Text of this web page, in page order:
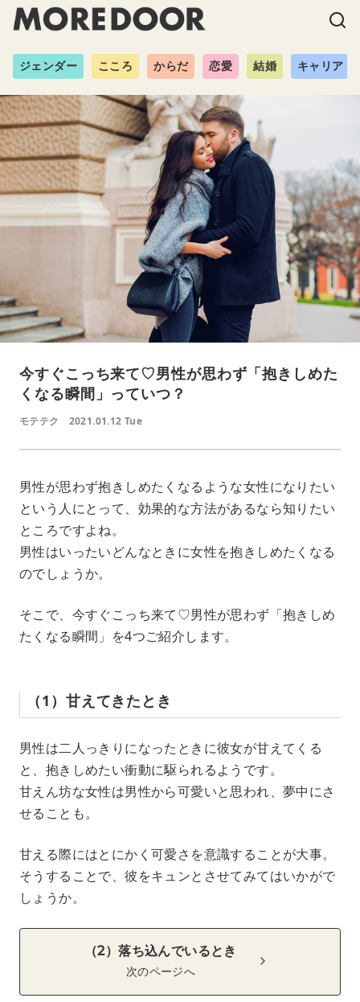
ジェンダー こころ からだ 恋愛 結婚 キャリア
今すぐこっち来て♡男性が思わず「抱きしめた
くなる瞬間」っていつ？
モテテク 2021.01.12 Tue
男性が思わず抱きしめたくなるような女性になりたい
という人にとって、効果的な方法があるなら知りたい
ところですよね。
男性はいったいどんなときに女性を抱きしめたくなる
のでしょうか。
そこで、今すぐこっち来て♡男性が思わず「抱きしめ
たくなる瞬間」を4つご紹介します。
（1）甘えてきたとき
男性は二人っきりになったときに彼女が甘えてくる
と、抱きしめたい衝動に駆られるようです。
甘えん坊な女性は男性から可愛いと思われ、夢中にさ
せることも。
甘える際にはとにかく可愛さを意識することが大事。
そうすることで、彼をキュンとさせてみてはいかがで
しょうか。
（2）落ち込んでいるとき
次のページへ